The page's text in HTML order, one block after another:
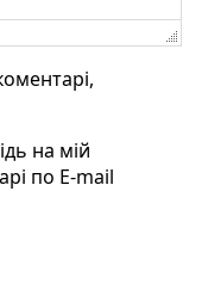
на мій
по E-mail